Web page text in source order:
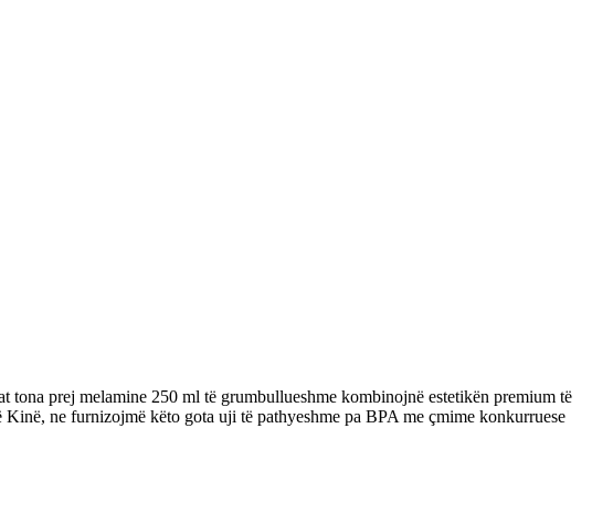
tona prej melamine 250 ml të grumbullueshme kombinojnë estetikën premium të
ne furnizojmë këto gota uji të pathyeshme pa BPA me çmime konkurruese